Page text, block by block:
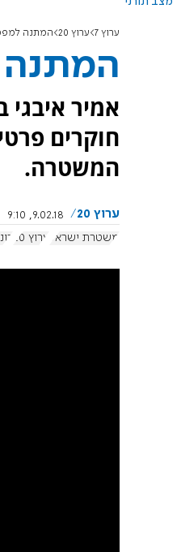
ערוץ 7 ערוץ 20 המתנה
המתנה
אמיר
חוקרים
המשטרה.
ערוץ 20
9.02.18, 9:10
משטרת ישראל
ערוץ 20